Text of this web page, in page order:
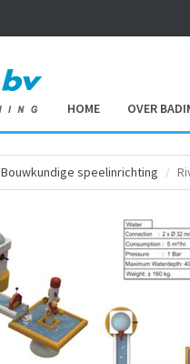
HOME OVER
Bouwkundige speelinrichting